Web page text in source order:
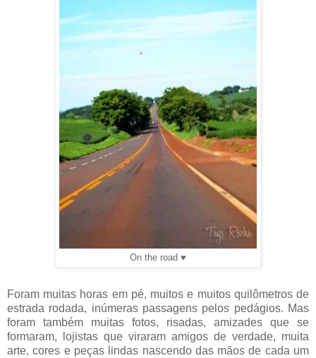
On the road ♥
Foram muitas horas em pé, muitos e muitos quilômetros de
estrada rodada, inúmeras passagens pelos pedágios. Mas
foram também muitas fotos, risadas, amizades que se
formaram, lojistas que viraram amigos de verdade, muita
arte, cores e peças lindas nascendo das mãos de cada um